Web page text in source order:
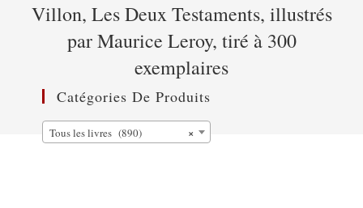
Villon, Les Deux Testaments, illustrés
par Maurice Leroy, tiré à 300
exemplaires
Catégories De Produits
×
Tous les livres (890)